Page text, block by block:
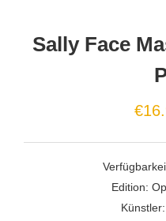
Sally Face
Edition:
Künstler: